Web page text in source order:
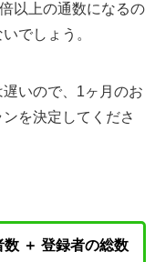
以上の通数になるの
でしょう。
いので、1ヶ月のお
を決定してくださ
＋ 登録者の総数